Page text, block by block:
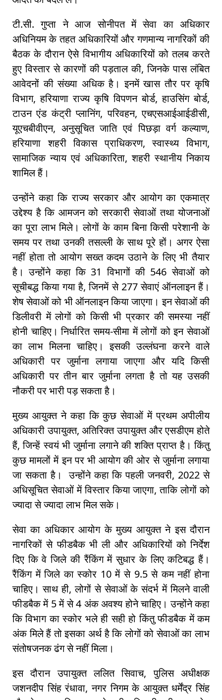
टी.सी. गुप्ता ने आज सोनीपत में सेवा का अधिकार
अधिनियम के तहत अधिकारियों और गणमान्य नागरिकों की
बैठक के दौरान ऐसे विभागीय अधिकारियों को तलब करते
हुए विस्तार से कारणों की पड़ताल की, जिनके पास लंबित
आवेदनों की संख्या अधिक है। इनमें खास तौर पर कृषि
विभाग, हरियाणा राज्य कृषि विपणन बोर्ड, हाउसिंग बोर्ड,
टाउन एंड कंट्री प्लानिंग, परिवहन, एचएसआईआईडीसी,
यूएचबीवीएन, अनुसूचित जाति एवं पिछड़ा वर्ग कल्याण,
हरियाणा शहरी विकास प्राधिकरण, स्वास्थ्य विभाग,
सामाजिक न्याय एवं अधिकारिता, शहरी स्थानीय निकाय
शामिल हैं।
उन्होंने कहा कि राज्य सरकार और आयोग का एकमात्र
उद्देश्य है कि आमजन को सरकारी सेवाओं तथा योजनाओं
का पूरा लाभ मिले। लोगों के काम बिना किसी परेशानी के
समय पर तथा उनकी तसल्ली के साथ पूरे हों। अगर ऐसा
नहीं होता तो आयोग सख्त कदम उठाने के लिए भी तैयार
है। उन्होंने कहा कि 31 विभागों की 546 सेवाओं को
सूचीबद्ध किया गया है, जिनमें से 277 सेवाएं ऑनलाइन हैं।
शेष सेवाओं को भी ऑनलाइन किया जाएगा। इन सेवाओं की
डिलीवरी में लोगों को किसी भी प्रकार की समस्या नहीं
होनी चाहिए। निर्धारित समय-सीमा में लोगों को इन सेवाओं
का लाभ मिलना चाहिए। इसकी उल्लंघना करने वाले
अधिकारी पर जुर्माना लगाया जाएगा और यदि किसी
अधिकारी पर तीन बार जुर्माना लगता है तो यह उसकी
नौकरी पर भारी पड़ सकता है।
मुख्य आयुक्त ने कहा कि कुछ सेवाओं में प्रथम अपीलीय
अधिकारी उपायुक्त, अतिरिक्त उपायुक्त और एसडीएम होते
हैं, जिन्हें स्वयं भी जुर्माना लगाने की शक्ति प्राप्त है। किंतु
कुछ मामलों में इन पर भी आयोग की ओर से जुर्माना लगाया
जा सकता है। उन्होंने कहा कि पहली जनवरी, 2022 से
अधिसूचित सेवाओं में विस्तार किया जाएगा, ताकि लोगों को
ज्यादा से ज्यादा लाभ मिल सके।
सेवा का अधिकार आयोग के मुख्य आयुक्त ने इस दौरान
नागरिकों से फीडबैक भी ली और अधिकारियों को निर्देश
दिए कि वे जिले की रैंकिंग में सुधार के लिए कटिबद्ध हैं।
रैंकिंग में जिले का स्कोर 10 में से 9.5 से कम नहीं होना
चाहिए। साथ ही, लोगों से सेवाओं के संदर्भ में मिलने वाली
फीडबैक में 5 में से 4 अंक अवश्य होने चाहिए। उन्होंने कहा
कि विभाग का स्कोर भले ही सही हो किंतु फीडबैक में कम
अंक मिले हैं तो इसका अर्थ है कि लोगों को सेवाओं का लाभ
संतोषजनक ढंग से नहीं मिला।
इस दौरान उपायुक्त ललित सिवाच, पुलिस अधीक्षक
जशनदीप सिंह रंधावा, नगर निगम के आयुक्त धर्मेंद्र सिंह